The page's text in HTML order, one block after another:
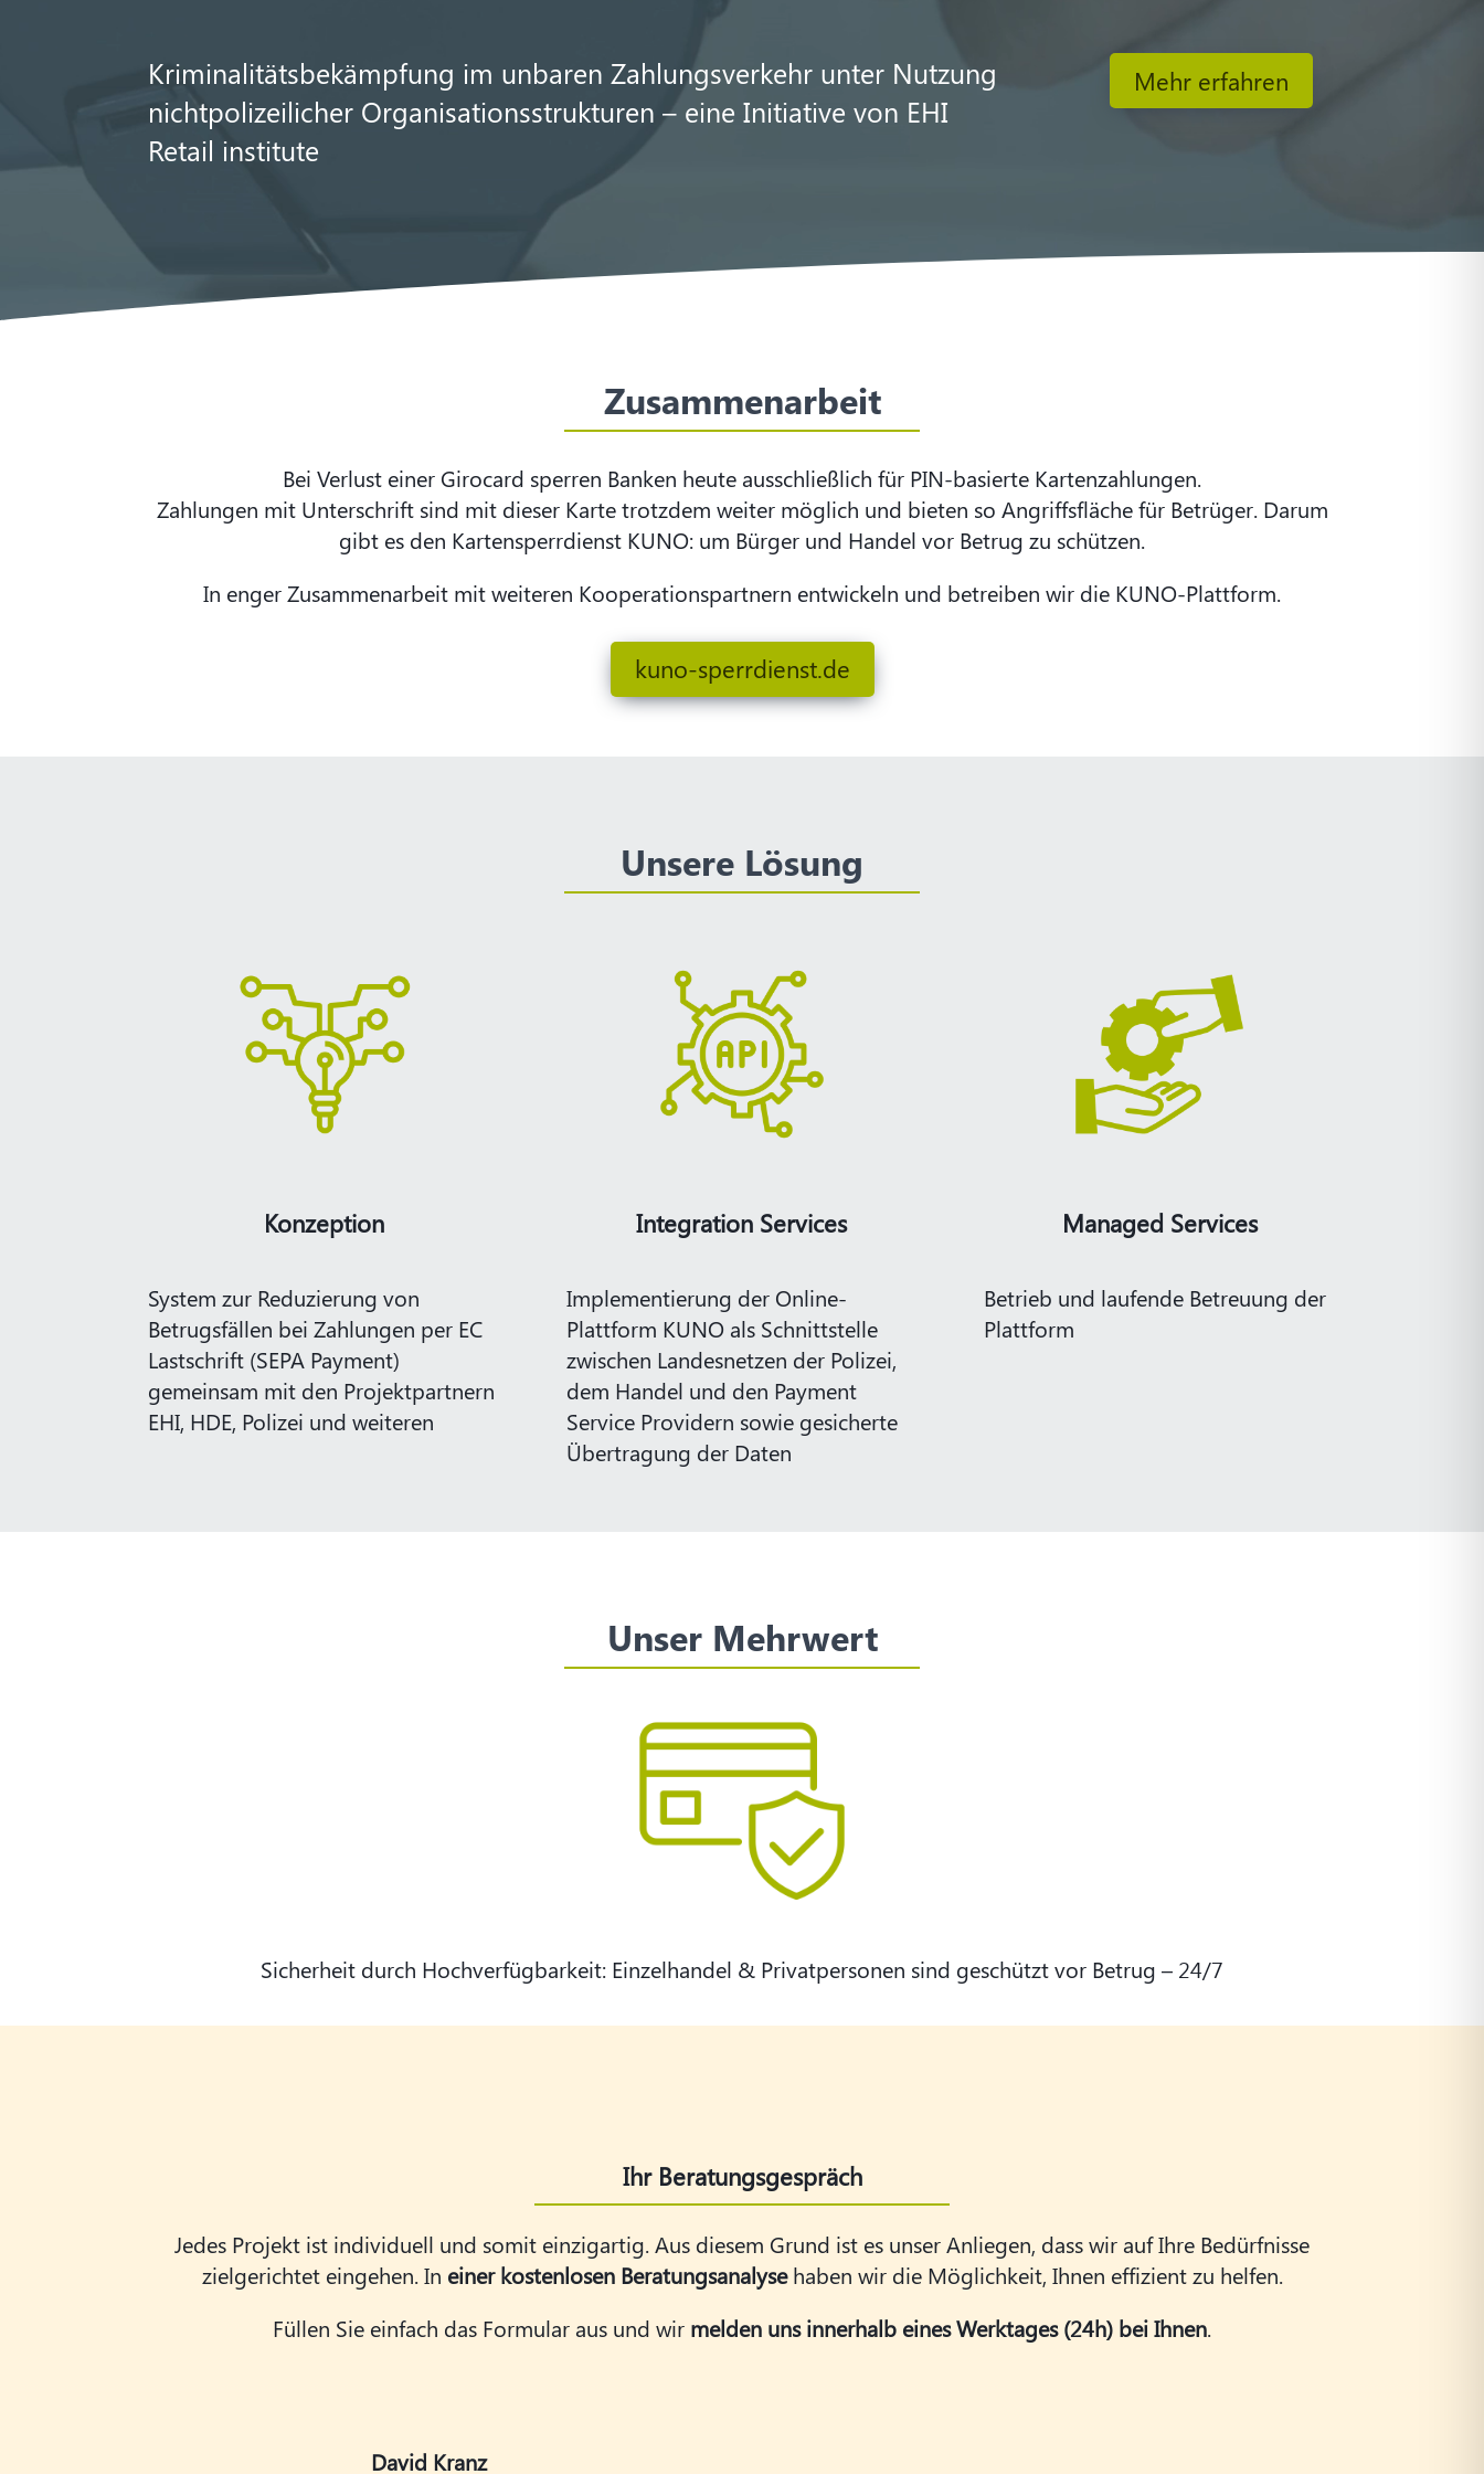
Kriminalitätsbekämpfung im unbaren Zahlungsverkehr unter Nutzung
nichtpolizeilicher Organisationsstrukturen – eine Initiative von EHI
Retail institute
Mehr erfahren
Zusammenarbeit
Bei Verlust einer Girocard sperren Banken heute ausschließlich für PIN-basierte Kartenzahlungen.
Zahlungen mit Unterschrift sind mit dieser Karte trotzdem weiter möglich und bieten so Angriffsfläche für Betrüger. Darum
gibt es den Kartensperrdienst KUNO: um Bürger und Handel vor Betrug zu schützen.
In enger Zusammenarbeit mit weiteren Kooperationspartnern entwickeln und betreiben wir die KUNO-Plattform.
kuno-sperrdienst.de
Unsere Lösung
Konzeption
System zur Reduzierung von
Betrugsfällen bei Zahlungen per EC
Lastschrift (SEPA Payment)
gemeinsam mit den Projektpartnern​
EHI, HDE, Polizei und weiteren
Integration Services
Implementierung der Online-
Plattform KUNO als Schnittstelle
zwischen Landesnetzen der Polizei,
dem Handel​ und den Payment
Service Providern sowie gesicherte
Übertragung der Daten​
Managed Services
Betrieb und laufende Betreuung der
Plattform
Unser Mehrwert
Sicherheit durch Hochverfügbarkeit: Einzelhandel & Privatpersonen sind geschützt vor Betrug – 24/7
Ihr Beratungsgespräch
Jedes Projekt ist individuell und somit einzigartig. Aus diesem Grund ist es unser Anliegen, dass wir auf Ihre Bedürfnisse
zielgerichtet eingehen. In einer kostenlosen Beratungsanalysehaben wir die Möglichkeit, Ihnen effizient zu helfen.
Füllen Sie einfach das Formular aus und wir melden uns innerhalb eines Werktages (24h) bei Ihnen.
David Kranz